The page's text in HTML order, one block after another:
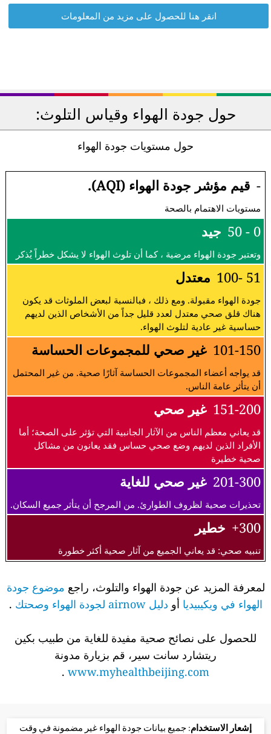
انقر هنا للحصول على مزيد من المعلومات
حول جودة الهواء وقياس التلوث:
حول مستويات جودة الهواء
- قيم مؤشر جودة الهواء (AQI).
مستويات الاهتمام بالصحة
0 - 50 جيد
وتعتبر جودة الهواء مرضية ، كما أن تلوث الهواء لا يشكل خطراً يُذكر
51 -100 معتدل
جودة الهواء مقبولة. ومع ذلك ، فبالنسبة لبعض الملوثات قد يكون
هناك قلق صحي معتدل لعدد قليل جداً من الأشخاص الذين لديهم
حساسية غير عادية لتلوث الهواء.
101-150 غير صحي للمجموعات الحساسة
قد يواجه أعضاء المجموعات الحساسة آثارًا صحية. من غير المحتمل
أن يتأثر عامة الناس.
151-200 غير صحي
قد يعاني معظم الناس من الآثار الجانبية التي تؤثر على الصحة؛ أما
الأفراد الذين لديهم وضع صحي حساس فقد يعانون من مشاكل
صحية خطيرة
201-300 غير صحي للغاية
تحذيرات صحية لظروف الطوارئ. من المرجح أن يتأثر جميع السكان.
300+ خطير
تنبيه صحي: قد يعاني الجميع من آثار صحية أكثر خطورة
لمعرفة المزيد عن جودة الهواء والتلوث، راجع موضوع جودة
الهواء في ويكيبيديا أو دليل airnow لجودة الهواء وصحتك .
للحصول على نصائح صحية مفيدة للغاية من طبيب بكين
ريتشارد سانت سير، قم بزيارة مدونة
www.myhealthbeijing.com
.
إشعار الاستخدام: جميع بيانات جودة الهواء غير مضمونة في وقت